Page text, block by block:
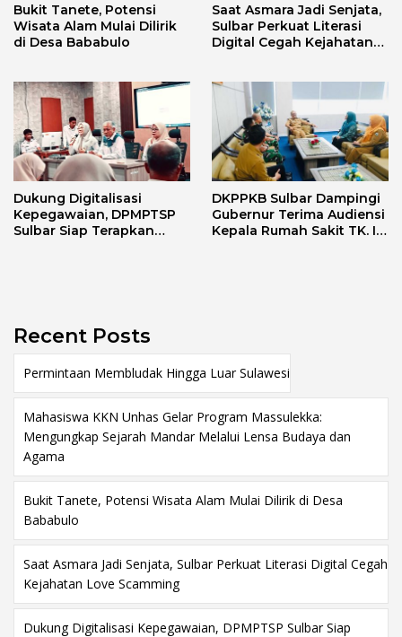
Bukit Tanete, Potensi
Wisata Alam Mulai Dilirik
di Desa Bababulo
Saat Asmara Jadi Senjata,
Sulbar Perkuat Literasi
Digital Cegah Kejahatan
Dukung Digitalisasi
Kepegawaian, DPMPTSP
Sulbar Siap Terapkan
DKPPKB Sulbar Dampingi
Gubernur Terima Audiensi
Kepala Rumah Sakit TK. III
Recent Posts
Permintaan Membludak Hingga Luar Sulawesi
Mahasiswa KKN Unhas Gelar Program Massulekka:
Mengungkap Sejarah Mandar Melalui Lensa Budaya dan
Agama
Bukit Tanete, Potensi Wisata Alam Mulai Dilirik di Desa
Bababulo
Saat Asmara Jadi Senjata, Sulbar Perkuat Literasi Digital Cegah
Kejahatan Love Scamming
Dukung Digitalisasi Kepegawaian, DPMPTSP Sulbar Siap